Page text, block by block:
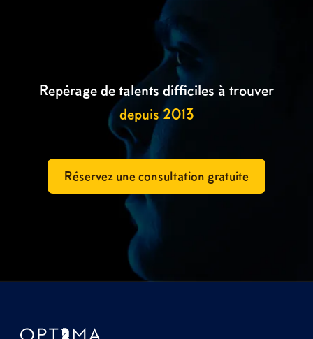
Repérage de talents difficiles à trouver
depuis 2013
Réservez une consultation gratuite